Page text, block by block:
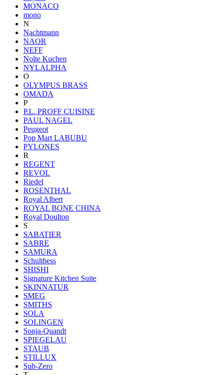
MONACO
mono
N
Nachtmann
NAOR
NEFF
Nolte Kuchen
NYLALPHA
O
OLYMPUS BRASS
OMADA
P
P.L. PROFF CUISINE
PAUL NAGEL
Peugeot
Pop Mart LABUBU
PYLONES
R
REGENT
REVOL
Riedel
ROSENTHAL
Royal Albert
ROYAL BONE CHINA
Royal Doulton
S
SABATIER
SABRE
SAMURA
Schulthess
SHISHI
Signature Kitchen Suite
SKINNATUR
SMEG
SMITHS
SOLA
SOLINGEN
Sonja-Quandt
SPIEGELAU
STAUB
STILLUX
Sub-Zero